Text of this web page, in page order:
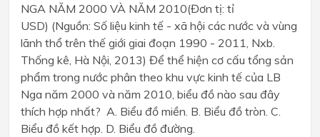
NGA NĂM 2000 VÀ NĂM 2010(Đơn tị: tỉ
USD) (Nguồn: Số liệu kinh tế - xã hội các nước và vùng
lãnh thổ trên thế giới giai đoạn 1990 - 2011, Nxb.
Thống kê, Hà Nội, 2013) Để thể hiện cơ cấu tổng sản
phẩm trong nước phân theo khu vực kinh tế của LB
Nga năm 2000 và năm 2010, biểu đồ nào sau đây
thích hợp nhất? A. Biểu đồ miền. B. Biểu đồ tròn. C.
Biểu đồ kết hợp. D. Biểu đồ đường.